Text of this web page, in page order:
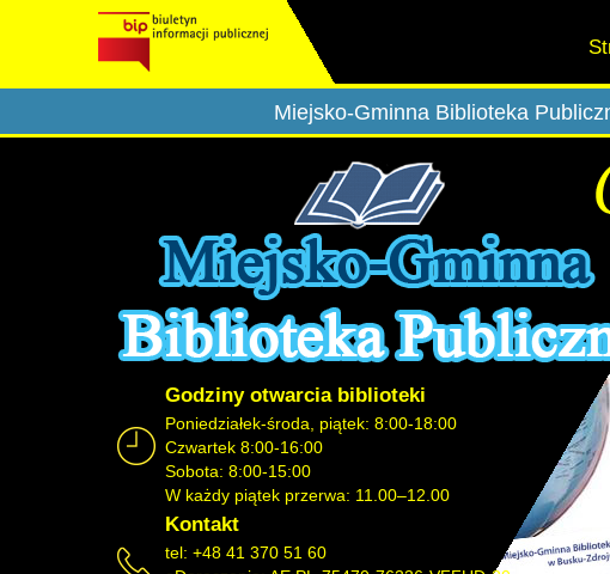
Miejsko-Gminna Biblioteka
Godziny otwarcia biblioteki
Poniedziałek-środa, piątek: 8:00-18:00
Czwartek 8:00-16:00
Sobota: 8:00-15:00
W każdy piątek przerwa: 11.00–12.00
Kontakt
tel: +48 41 370 51 60